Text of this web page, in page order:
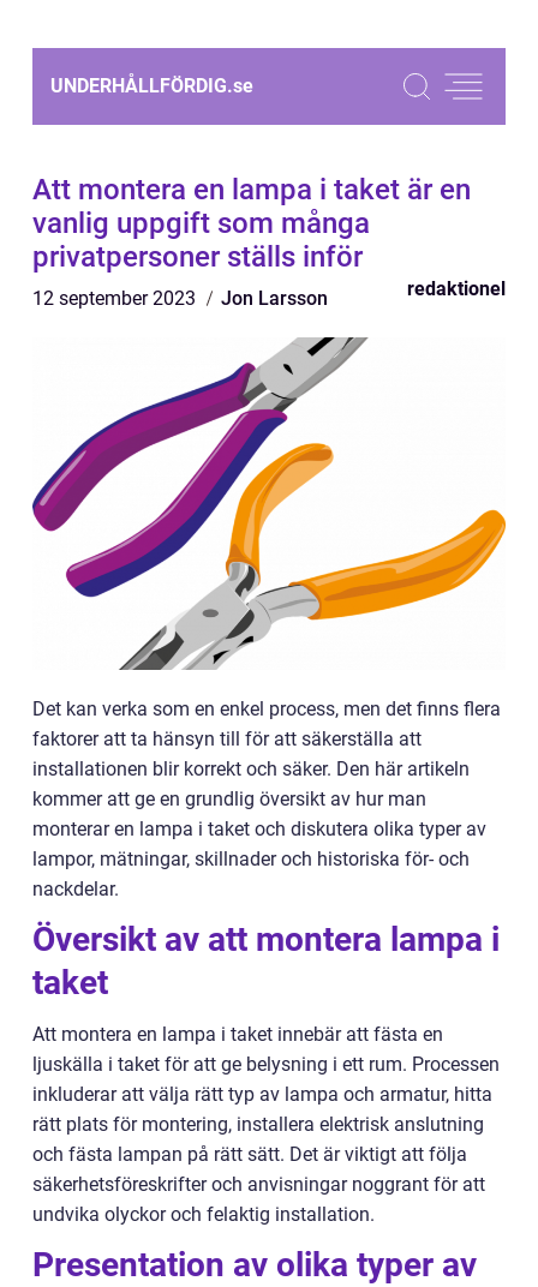
UNDERHÅLLFÖRDIG.se
Att montera en lampa i taket är en
vanlig uppgift som många
privatpersoner ställs inför
12 september 2023 Jon Larsson redaktionel
Det kan verka som en enkel process, men det finns flera
faktorer att ta hänsyn till för att säkerställa att
installationen blir korrekt och säker. Den här artikeln
kommer att ge en grundlig översikt av hur man
monterar en lampa i taket och diskutera olika typer av
lampor, mätningar, skillnader och historiska för- och
nackdelar.
Översikt av att montera lampa i
taket
Att montera en lampa i taket innebär att fästa en
ljuskälla i taket för att ge belysning i ett rum. Processen
inkluderar att välja rätt typ av lampa och armatur, hitta
rätt plats för montering, installera elektrisk anslutning
och fästa lampan på rätt sätt. Det är viktigt att följa
säkerhetsföreskrifter och anvisningar noggrant för att
undvika olyckor och felaktig installation.
Presentation av olika typer av